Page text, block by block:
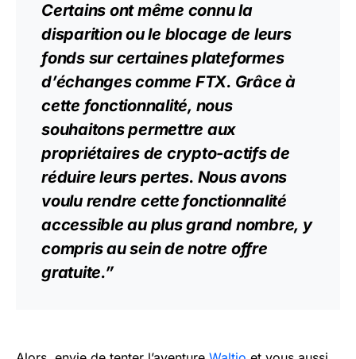
Certains ont même connu la
disparition ou le blocage de leurs
fonds sur certaines plateformes
d’échanges comme FTX. Grâce à
cette fonctionnalité, nous
souhaitons permettre aux
propriétaires de crypto-actifsde
réduire leurs pertes. Nous avons
voulu rendre cette fonctionnalité
accessible au plus grand nombre, y
compris au sein de notre offre
gratuite.”